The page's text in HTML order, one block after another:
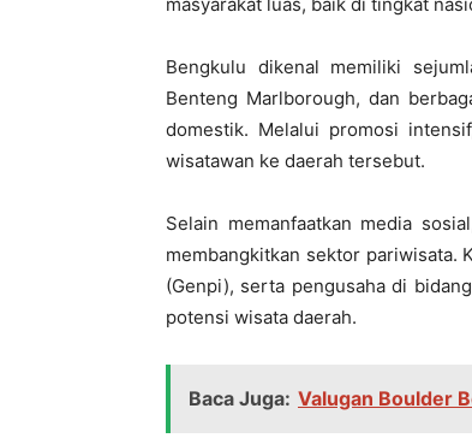
Bengkulu dikenal memiliki
Benteng Marlborough, dan
domestik. Melalui promosi
wisatawan ke daerah tersebut.
Selain memanfaatkan media
membangkitkan sektor pariwisata.
(Genpi), serta pengusaha di
potensi wisata daerah.
Baca Juga: Valugan Boulder